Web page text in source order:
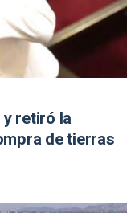
retiró la
de tierras